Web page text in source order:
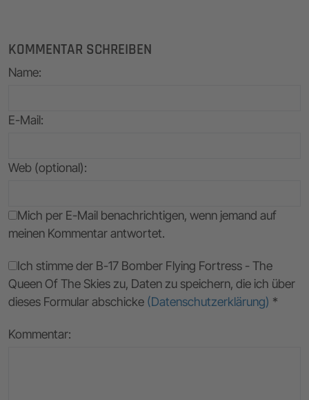
KOMMENTAR SCHREIBEN
Name:
E-Mail:
Web (optional):
Mich per E-Mail benachrichtigen, wenn jemand auf
meinen Kommentar antwortet.
Ich stimme der B-17 Bomber Flying Fortress - The
Queen Of The Skies zu, Daten zu speichern, die ich über
dieses Formular abschicke (Datenschutzerklärung) *
Kommentar: